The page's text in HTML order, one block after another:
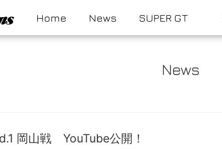
Home News SUPER GT
News
岡山戦 YouTube公開！